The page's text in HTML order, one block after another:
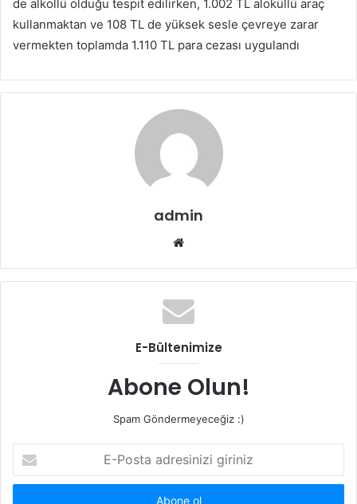
de alkollü olduğu tespit edilirken, 1.002 TL aloküllü araç
kullanmaktan ve 108 TL de yüksek sesle çevreye zarar
vermekten toplamda 1.110 TL para cezası uygulandı
admin
Web
E-Bültenimize
Abone Olun!
Spam Göndermeyeceğiz :)
Posta
adresinizi